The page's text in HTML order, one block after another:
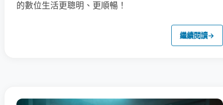
的數位生活更聰明、更順暢！
繼續閱讀→